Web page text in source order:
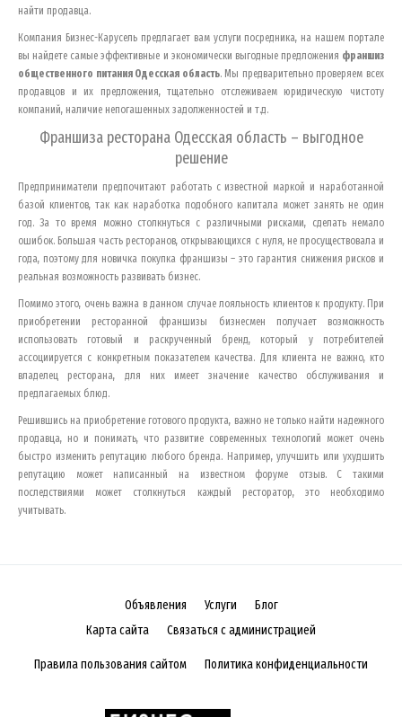
найти продавца.
Компания Бизнес-Карусель предлагает вам услуги посредника, на нашем портале
вы найдете самые эффективные и экономически выгодные предложения франшиз
общественного питания Одесская область. Мы предварительно проверяем всех
продавцов и их предложения, тщательно отслеживаем юридическую чистоту
компаний, наличие непогашенных задолженностей и т.д.
Франшиза ресторана Одесская область – выгодное
решение
Предприниматели предпочитают работать с известной маркой и наработанной
базой клиентов, так как наработка подобного капитала может занять не один
год. За то время можно столкнуться с различными рисками, сделать немало
ошибок. Большая часть ресторанов, открывающихся с нуля, не просуществовала и
года, поэтому для новичка покупка франшизы – это гарантия снижения рисков и
реальная возможность развивать бизнес.
Помимо этого, очень важна в данном случае лояльность клиентов к продукту. При
приобретении ресторанной франшизы бизнесмен получает возможность
использовать готовый и раскрученный бренд, который у потребителей
ассоциируется с конкретным показателем качества. Для клиента не важно, кто
владелец ресторана, для них имеет значение качество обслуживания и
предлагаемых блюд.
Решившись на приобретение готового продукта, важно не только найти надежного
продавца, но и понимать, что развитие современных технологий может очень
быстро изменить репутацию любого бренда. Например, улучшить или ухудшить
репутацию может написанный на известном форуме отзыв. С такими
последствиями может столкнуться каждый ресторатор, это необходимо
учитывать.
Объявления Услуги
Блог
Карта сайта
Связаться с администрацией
Правила пользования сайтом Политика конфиденциальности